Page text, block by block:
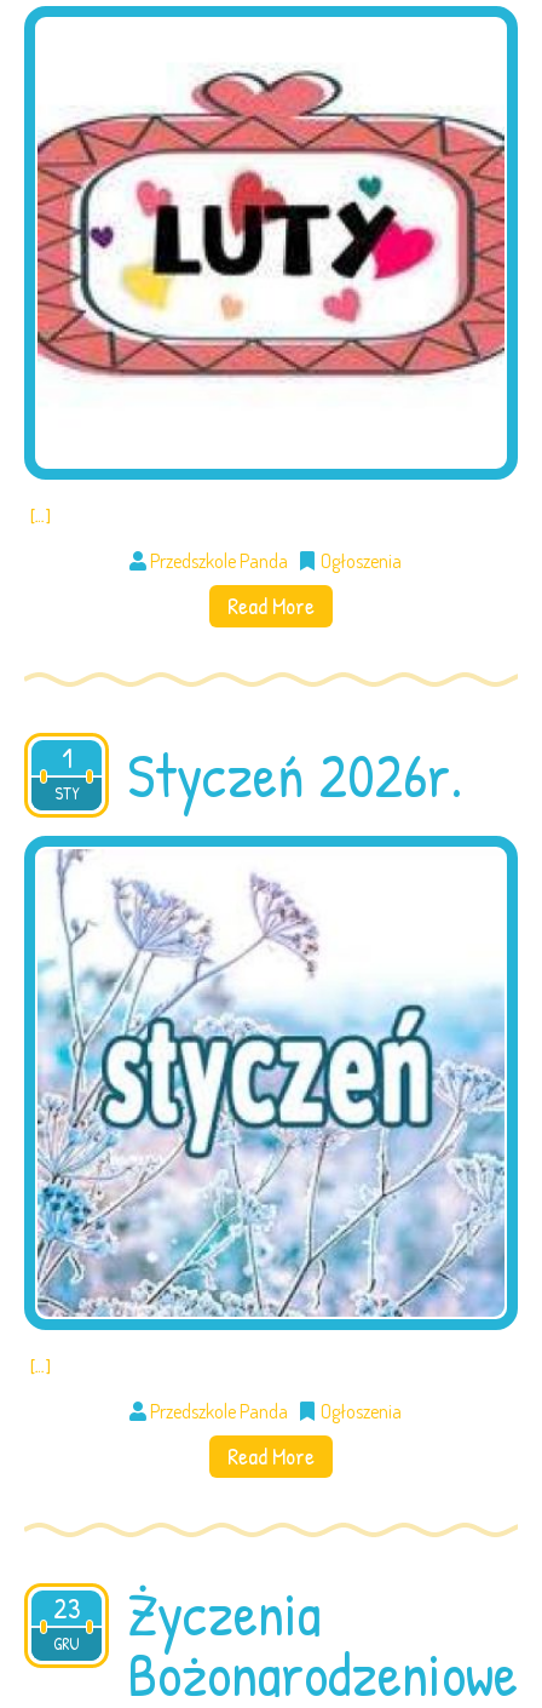
[…]
Przedszkole Panda Ogłoszenia
Read More
1
STY
2026 Styczeń 2026r.
[…]
Przedszkole Panda Ogłoszenia
Read More
23
GRU
2025 Życzenia
Bożonarodzeniowe